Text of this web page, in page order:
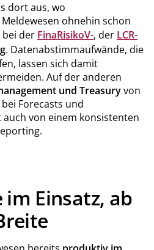
dort aus, wo
ohnehin schon
der FinaRisikoV-, der LCR-
. Datenabstimmaufwände, die
lassen sich damit
Auf der anderen
und Treasuryvon
Forecasts und
von einem konsistenten
Einsatz, ab